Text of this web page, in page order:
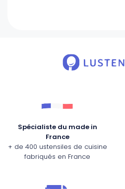
Spécialiste du made in
France
+ de 400 ustensiles de cuisine
fabriqués en France